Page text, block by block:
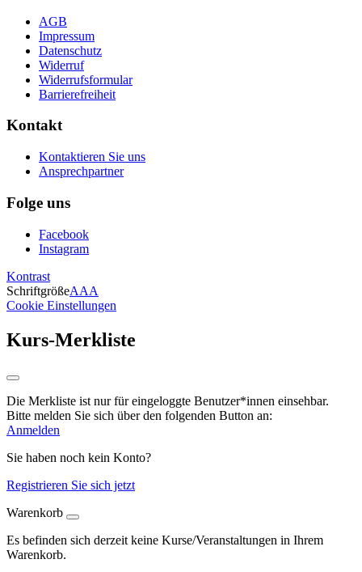
AGB
Impressum
Datenschutz
Widerruf
Widerrufsformular
Barrierefreiheit
Kontakt
Kontaktieren Sie uns
Ansprechpartner
Folge uns
Facebook
Instagram
Kontrast
SchriftgrößeAAA
Cookie Einstellungen
Kurs-Merkliste
Die Merkliste ist nur für eingeloggte Benutzer*innen einsehbar.
Bitte melden Sie sich über den folgenden Button an:
Anmelden
Sie haben noch kein Konto?
Registrieren Sie sich jetzt
Warenkorb
Es befinden sich derzeit keine Kurse/Veranstaltungen in Ihrem
Warenkorb.